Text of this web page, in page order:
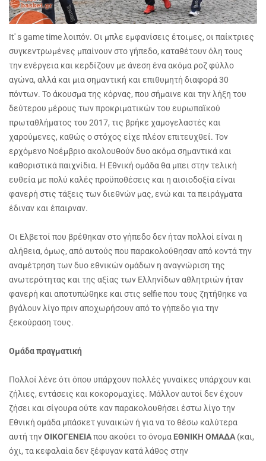
It' s game time λοιπόν. Οι μπλε εμφανίσεις έτοιμες, οι παίκτριες
συγκεντρωμένες μπαίνουν στο γήπεδο, καταθέτουν όλη τους
την ενέργεια και κερδίζουν με άνεση ένα ακόμα ροζ φύλλο
αγώνα, αλλά και μια σημαντική και επιθυμητή διαφορά 30
πόντων. Το άκουσμα της κόρνας, που σήμαινε και την λήξη του
δεύτερου μέρους των προκριματικών του ευρωπαϊκού
πρωταθλήματος του 2017, τις βρήκε χαμογελαστές και
χαρούμενες, καθώς ο στόχος είχε πλέον επιτευχθεί. Τον
ερχόμενο Νοέμβριο ακολουθούν δυο ακόμα σημαντικά και
καθοριστικά παιχνίδια. Η Εθνική ομάδα θα μπει στην τελική
ευθεία με πολύ καλές προϋποθέσεις και η αισιοδοξία είναι
φανερή στις τάξεις των διεθνών μας, ενώ και τα πειράγματα
έδιναν και έπαιρναν.
Οι Ελβετοί που βρέθηκαν στο γήπεδο δεν ήταν πολλοί είναι η
αλήθεια, όμως, από αυτούς που παρακολούθησαν από κοντά την
αναμέτρηση των δυο εθνικών ομάδων η αναγνώριση της
ανωτερότητας και της αξίας των Ελληνίδων αθλητριών ήταν
φανερή και αποτυπώθηκε και στις selfie που τους ζητήθηκε να
βγάλουν λίγο πριν αποχωρήσουν από το γήπεδο για την
ξεκούραση τους.
Ομάδα πραγματική
Πολλοί λένε ότι όπου υπάρχουν πολλές γυναίκες υπάρχουν και
ζήλιες, εντάσεις και κοκορομαχίες. Μάλλον αυτοί δεν έχουν
ζήσει και σίγουρα ούτε καν παρακολουθήσει έστω λίγο την
Εθνική ομάδα μπάσκετ γυναικών ή για να το θέσω καλύτερα
αυτή τηνΟΙΚΟΓΕΝΕΙΑπου ακούει το όνομα ΕΘΝΙΚΗ ΟΜΑΔΑ (και,
όχι, τα κεφαλαία δεν ξέφυγαν κατά λάθος στην